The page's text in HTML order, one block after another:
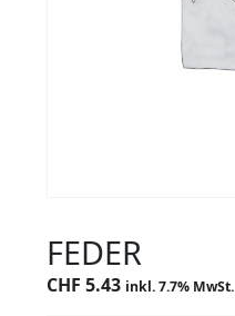
FEDER
CHF 5.43 inkl. 7.7% MwSt.